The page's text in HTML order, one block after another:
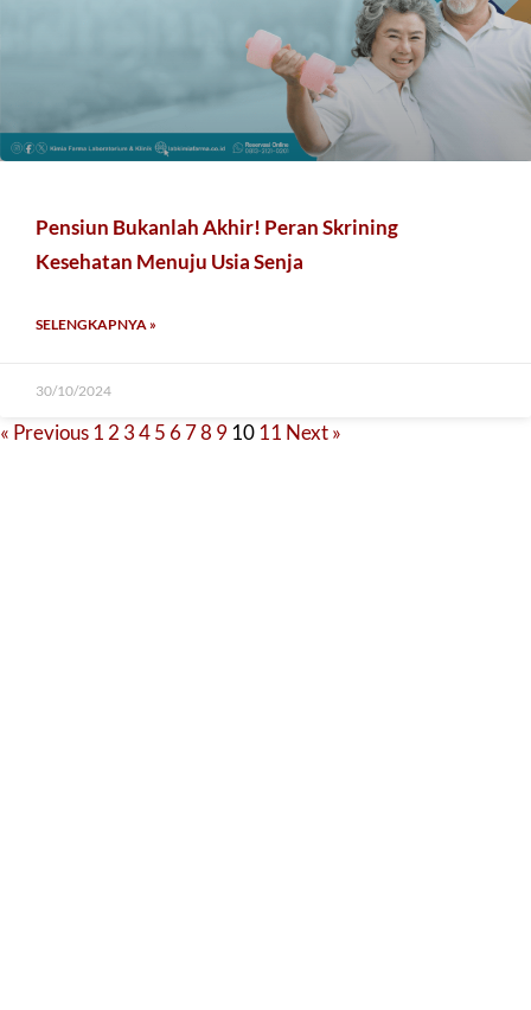
Pensiun Bukanlah Akhir! Peran Skrining
Kesehatan Menuju Usia Senja
SELENGKAPNYA »
30/10/2024
« Previous1 2 345 678 91011 Next »